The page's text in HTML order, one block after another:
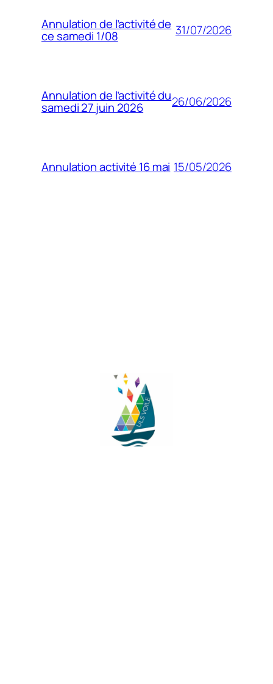
Annulation de l’activité de
ce samedi 1/08 31/07/2026
Annulation de l’activité du
samedi 27 juin 2026 26/06/2026
Annulation activité 16 mai 15/05/2026